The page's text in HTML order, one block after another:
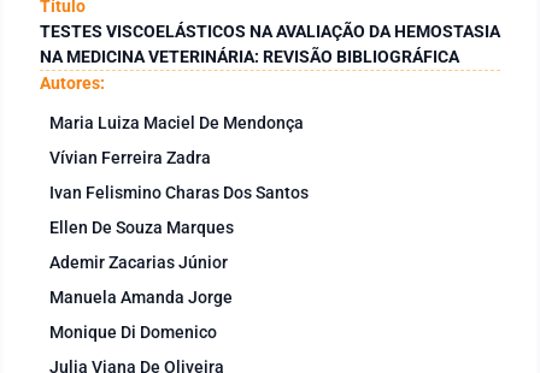
Título
TESTES VISCOELÁSTICOS NA AVALIAÇÃO DA HEMOSTASIA
NA MEDICINA VETERINÁRIA: REVISÃO BIBLIOGRÁFICA
Autores:
Maria Luiza Maciel De Mendonça
Vívian Ferreira Zadra
Ivan Felismino Charas Dos Santos
Ellen De Souza Marques
Ademir Zacarias Júnior
Manuela Amanda Jorge
Monique Di Domenico
Julia Viana De Oliveira